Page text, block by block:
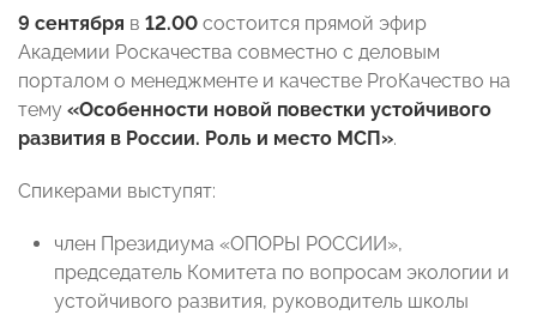
9 сентября в 12.00 состоится прямой эфир
Академии Роскачества совместно с деловым
порталом о менеджменте и качестве ProКачество на
тему «Особенности новой повестки устойчивого
развития в России. Роль и место МСП».
Спикерами выступят:
член Президиума «ОПОРЫ РОССИИ»,
председатель Комитета по вопросам экологии и
устойчивого развития, руководитель школы